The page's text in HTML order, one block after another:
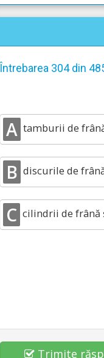
Întrebarea 304 din
A tamburii de
B discurile de
C cilindrii de frână
Trimite